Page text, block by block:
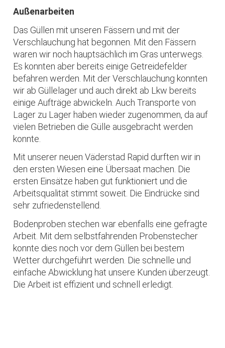
Außenarbeiten
Das Güllen mit unseren Fässern und mit der
Verschlauchung hat begonnen. Mit den Fässern
waren wir noch hauptsächlich im Gras unterwegs.
Es konnten aber bereits einige Getreidefelder
befahren werden. Mit der Verschlauchung konnten
wir ab Güllelager und auch direkt ab Lkw bereits
einige Aufträge abwickeln. Auch Transporte von
Lager zu Lager haben wieder zugenommen, da auf
vielen Betrieben die Gülle ausgebracht werden
konnte.
Mit unserer neuen Väderstad Rapid durften wir in
den ersten Wiesen eine Übersaat machen. Die
ersten Einsätze haben gut funktioniert und die
Arbeitsqualität stimmt soweit. Die Eindrücke sind
sehr zufriedenstellend.
Bodenproben stechen war ebenfalls eine gefragte
Arbeit. Mit dem selbstfahrenden Probenstecher
konnte dies noch vor dem Güllen bei bestem
Wetter durchgeführt werden. Die schnelle und
einfache Abwicklung hat unsere Kunden überzeugt.
Die Arbeit ist effizient und schnell erledigt.